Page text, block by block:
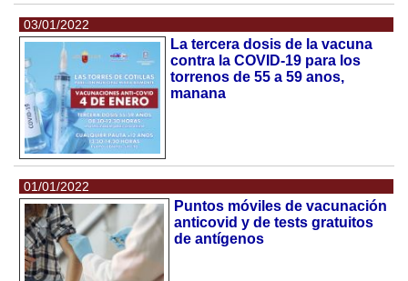
03/01/2022
La tercera dosis de la vacuna
contra la COVID-19 para los
torrenos de 55 a 59 anos,
manana
01/01/2022
Puntos móviles de vacunación
anticovid y de tests gratuitos
de antígenos